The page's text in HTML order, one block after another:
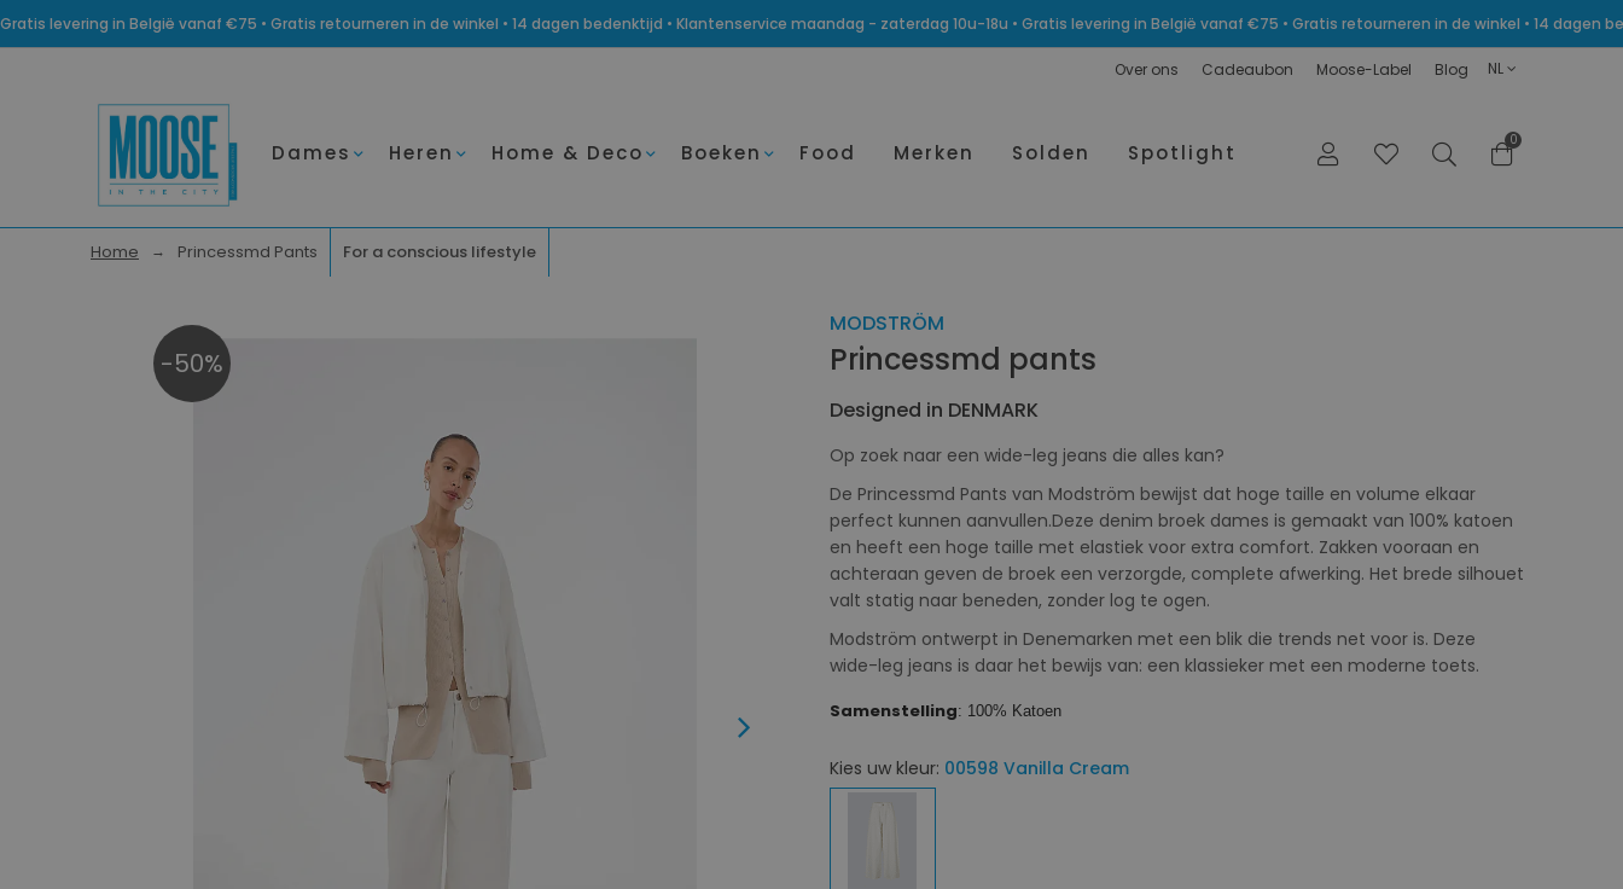
Gratis levering in België vanaf €75 • Gratis retourneren in de winkel • 14 dagen bedenktijd • Klantenservice maandag - zaterdag 10u-18u • Gratis levering in België vanaf €75 • Gratis retourneren in de winkel • 14
Over ons Cadeaubon Moose-Label Blog NL
Dames Heren Home & Deco Boeken Food Merken Solden Spotlight
0
Home Princessmd Pants For a conscious lifestyle
-50%
MODSTRÖM
Princessmd pants
Designed in DENMARK
Op zoek naar een wide-leg jeans die alles kan?
De Princessmd Pants van Modström bewijst dat hoge taille en volume elkaar
perfect kunnen aanvullen.Deze denim broek dames is gemaakt van 100% katoen
en heeft een hoge taille met elastiek voor extra comfort. Zakken vooraan en
achteraan geven de broek een verzorgde, complete afwerking. Het brede silhouet
valt statig naar beneden, zonder log te ogen.
Modström ontwerpt in Denemarken met een blik die trends net voor is. Deze
wide-leg jeans is daar het bewijs van: een klassieker met een moderne toets.
Samenstelling: 100% Katoen
Kies uw kleur: 00598 Vanilla Cream